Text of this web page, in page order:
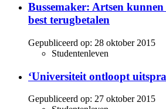
Bussemaker: Artsen
best terugbetalen
Gepubliceerd op: 28 oktober 2015
Studentenleven
‘Universiteit ontloopt
Gepubliceerd op: 27 oktober 2015